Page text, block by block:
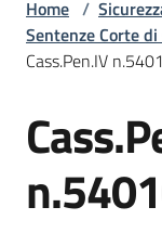
Sicurezza
costruzioni
Home /
Sentenze Corte
Cass.Pen.IV